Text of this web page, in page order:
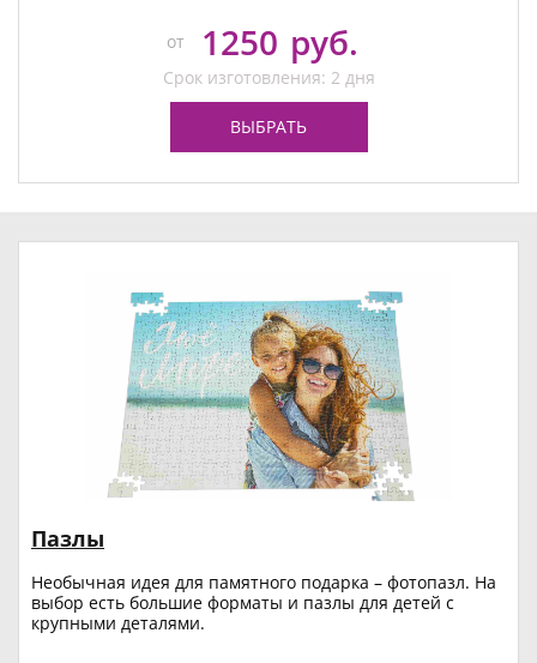
от 1250 руб.
Срок изготовления: 2 дня
ВЫБРАТЬ
Пазлы
Необычная идея для памятного подарка – фотопазл. На
выбор есть большие форматы и пазлы для детей с
крупными деталями.